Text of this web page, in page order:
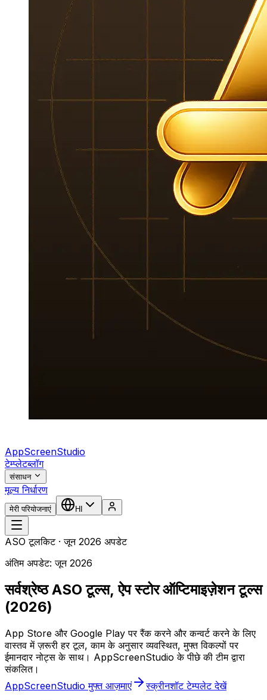
AppScreenStudio
टेम्प्लेटब्लॉग
संसाधन
मूल्य निर्धारण
मेरी परियोजनाएं HI
ASO टूलकिट · जून 2026 अपडेट
अंतिम अपडेट: जून 2026
सर्वश्रेष्ठ ASO टूल्स, ऐप स्टोर ऑप्टिमाइज़ेशन टूल्स
(2026)
App Store और Google Play पर रैंक करने और कन्वर्ट करने के लिए
वास्तव में ज़रूरी हर टूल, काम के अनुसार व्यवस्थित, मुफ्त विकल्पों पर
ईमानदार नोट्स के साथ। AppScreenStudio के पीछे की टीम द्वारा
संकलित।
AppScreenStudio मुफ्त आज़माएं
स्क्रीनशॉट टेम्पलेट देखें